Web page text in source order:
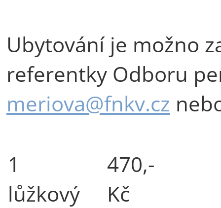
Ubytování je možno
referentky Odboru
meriova@fnkv.cz
1
lůžkový
470,-
Kč